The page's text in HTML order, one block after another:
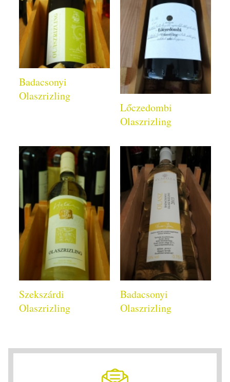
Badacsonyi
Olaszrizling
Lőczedombi
Olaszrizling
Szekszárdi
Olaszrizling
Badacsonyi
Olaszrizling